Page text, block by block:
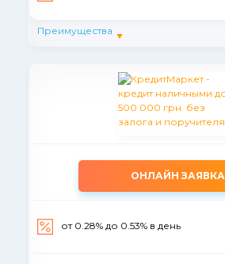
Преимущества
ОНЛАЙН ЗАЯВКА
от 0.28% до 0.53% в день